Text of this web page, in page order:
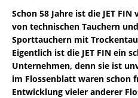
Schon 58 Jahre ist die JET FIN
von technischen Tauchern
Sporttauchern mit
Eigentlich ist die JET FIN ein
Unternehmen, denn sie ist
im Flossenblatt waren schon
Entwicklung vieler anderer